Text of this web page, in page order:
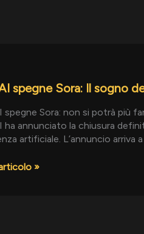
spegne Sora: Il sogno
spegne Sora: non si potrà più
ha annunciato la chiusura
artificiale. L’annuncio
»